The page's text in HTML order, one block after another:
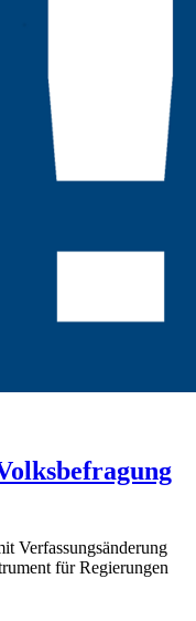
Verfassungsänderung
für Regierungen